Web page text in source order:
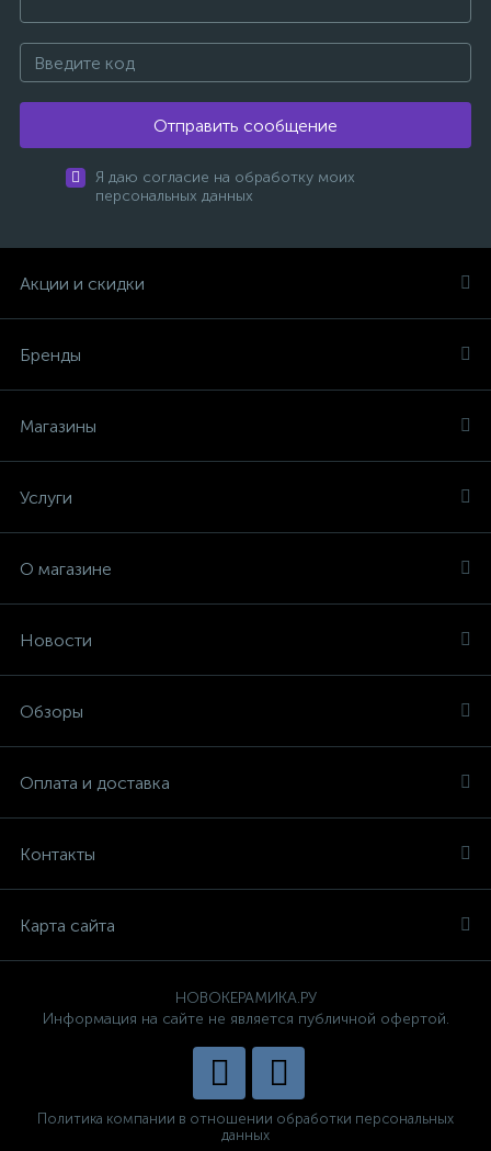
Отправить сообщение
Я даю согласие на обработку моих
персональных данных
Акции и скидки
Бренды
Магазины
Услуги
О магазине
Новости
Обзоры
Оплата и доставка
Контакты
Карта сайта
НОВОКЕРАМИКА.РУ
Информация на сайте не является публичной офертой.
Политика компании в отношении обработки персональных
данных